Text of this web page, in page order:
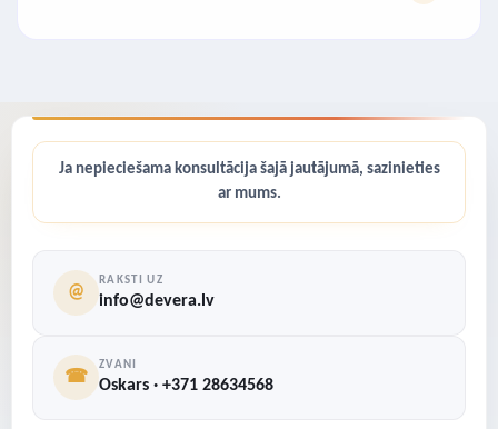
Ja nepieciešama konsultācija šajā jautājumā, sazinieties
ar mums.
@
RAKSTI UZ
info@devera.lv
☎
ZVANI
Oskars · +371 28634568